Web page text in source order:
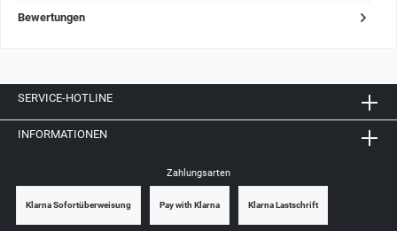
Bewertungen
SERVICE-HOTLINE
INFORMATIONEN
Zahlungsarten
Klarna Sofortüberweisung Pay with Klarna Klarna Lastschrift